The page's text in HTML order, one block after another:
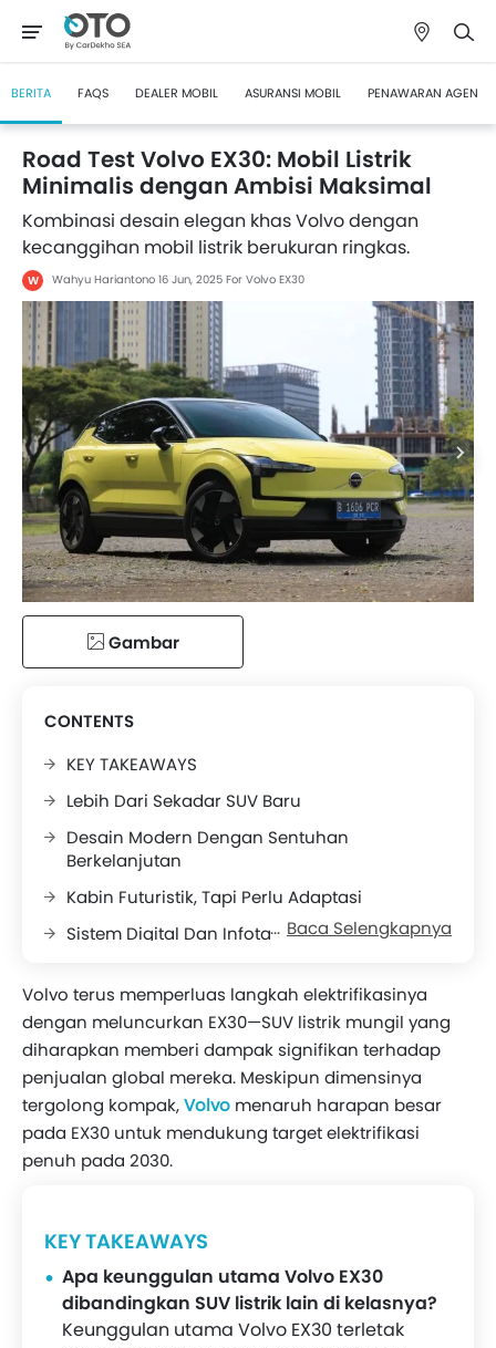
BERITA FAQS DEALER MOBIL ASURANSI MOBIL PENAWARAN AGEN
Road Test Volvo EX30: Mobil Listrik
Minimalis dengan Ambisi Maksimal
Kombinasi desain elegan khas Volvo dengan
kecanggihan mobil listrik berukuran ringkas.
W Wahyu Hariantono 16 Jun, 2025 For Volvo EX30
Gambar
CONTENTS
KEY TAKEAWAYS
Lebih Dari Sekadar SUV Baru
Desain Modern Dengan Sentuhan
Berkelanjutan
Kabin Futuristik, Tapi Perlu Adaptasi
Sistem Digital Dan Infotainment
Stabil
Fitur ADAS Dan Teknologi Keselamatan
Kenyamanan Dan Kualitas Berkendara
Simpulan: SUV Listrik Mungil Yang Penuh
Potensi
Baca Selengkapnya
Volvo terus memperluas langkah elektrifikasinya
dengan meluncurkan EX30—SUV listrik mungil yang
diharapkan memberi dampak signifikan terhadap
penjualan global mereka. Meskipun dimensinya
tergolong kompak,Volvo menaruh harapan besar
pada EX30 untuk mendukung target elektrifikasi
penuh pada 2030.
KEY TAKEAWAYS
Apa keunggulan utama Volvo EX30
dibandingkan SUV listrik lain di kelasnya?
Keunggulan utama Volvo EX30 terletak